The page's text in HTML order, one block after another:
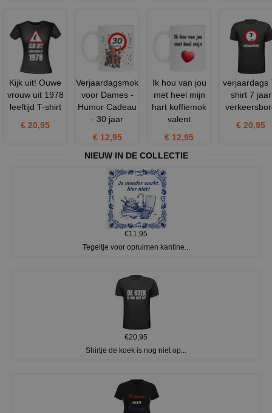
Kijk uit! Ouwe
vrouw uit 1978
leeftijd T-shirt
€ 20,95
Verjaardagsmok
voor Dames -
Humor Cadeau
- 30 jaar
€ 12,95
Ik hou van jou
met heel mijn
hart koffiemok
valent
€ 12,95
verjaardags
shirt 7 jaar
€ 20,95
NIEUW IN DE COLLECTIE
€11,95
Tegeltje voor opruimen kantine...
€20,95
Shirtje de koek is nog niet op...